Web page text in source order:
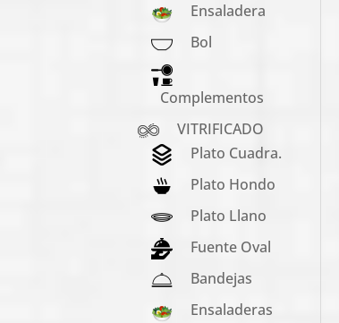
Ensaladera
Bol
Complementos
VITRIFICADO
Plato Cuadra.
Plato Hondo
Plato Llano
Fuente Oval
Bandejas
Ensaladeras